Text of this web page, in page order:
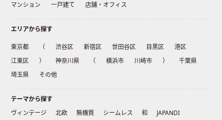
マンション
一戸建て 店舗・オフィス
エリアから探す
東京都 （ 渋谷区 新宿区 世田谷区 目黒区
港区
江東区
） 神奈川県 （ 横浜市 川崎市 ）
千葉県
埼玉県
その他
テーマから探す
ヴィンテージ
北欧 無機質 シームレス 和
JAPANDI